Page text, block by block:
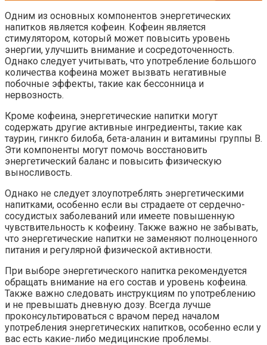
Одним из основных компонентов энергетических
напитков является кофеин. Кофеин является
стимулятором, который может повысить уровень
энергии, улучшить внимание и сосредоточенность.
Однако следует учитывать, что употребление большого
количества кофеина может вызвать негативные
побочные эффекты, такие как бессонница и
нервозность.
Кроме кофеина, энергетические напитки могут
содержать другие активные ингредиенты, такие как
таурин, гинкго билоба, бета-аланин и витамины группы В.
Эти компоненты могут помочь восстановить
энергетический баланс и повысить физическую
выносливость.
Однако не следует злоупотреблять энергетическими
напитками, особенно если вы страдаете от сердечно-
сосудистых заболеваний или имеете повышенную
чувствительность к кофеину. Также важно не забывать,
что энергетические напитки не заменяют полноценного
питания и регулярной физической активности.
При выборе энергетического напитка рекомендуется
обращать внимание на его состав и уровень кофеина.
Также важно следовать инструкциям по употреблению
и не превышать дневную дозу. Всегда лучше
проконсультироваться с врачом перед началом
употребления энергетических напитков, особенно если у
вас есть какие-либо медицинские проблемы.